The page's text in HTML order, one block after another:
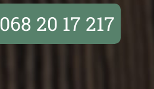
068 20 17 217